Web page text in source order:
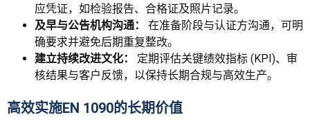
应凭证，如检验报告、合格证及照片记录。
及早与公告机构沟通：
在准备阶段与认证方沟通，可明
确要求并避免后期重复整改。
建立持续改进文化：
定期评估关键绩效指标 (KPI)、审
核结果与客户反馈，以保持长期合规与高效生产。
高效实施EN 1090的长期价值